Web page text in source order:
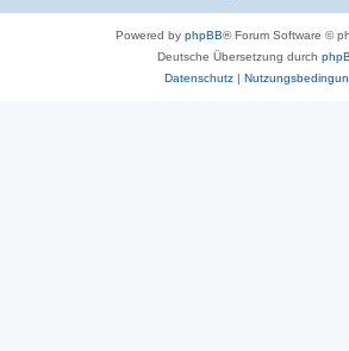
Powered by phpBB® Forum Software ©
Deutsche Übersetzung durch
Datenschutz|